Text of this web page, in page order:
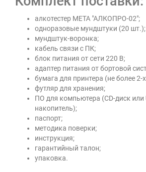
алкотестер МЕТА "АЛКОПРО-02";
одноразовые мундштуки (20 шт.);
мундштук-воронка;
кабель связи с ПК;
блок питания от сети 220 В;
адаптер питания от бортовой
бумага для принтера (не более 2-
футляр для хранения;
ПО для компьютера (CD-диск
накопитель);
паспорт;
методика поверки;
инструкция;
гарантийный талон;
упаковка.